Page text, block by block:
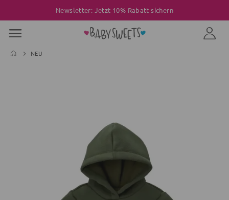
Newsletter: Jetzt 10% Rabatt sichern
NEU